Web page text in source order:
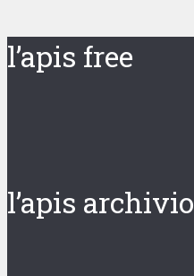
l’apis free
l’apis archivio